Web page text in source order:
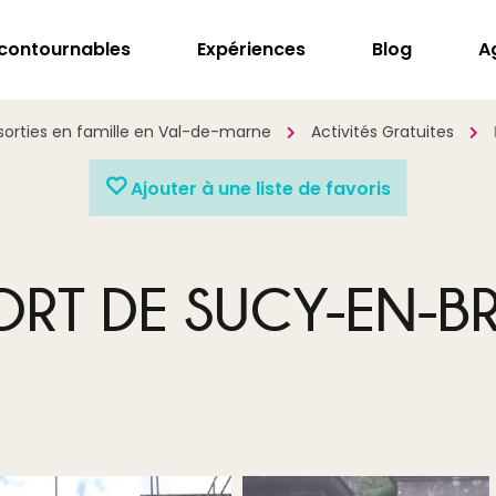
Expériences Blog
en famille en Val-de-marne Activités Gratuites
Ajouter à une liste de favoris
DE SUCY-EN-